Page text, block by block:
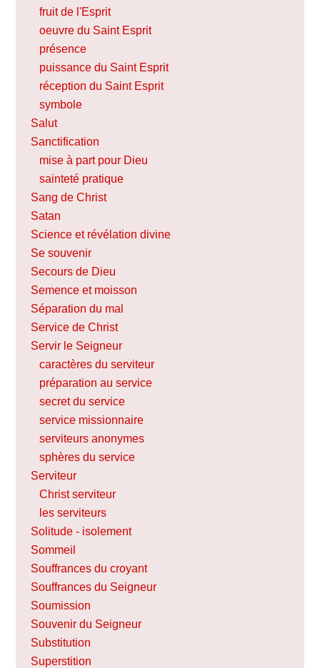
fruit de l'Esprit
oeuvre du Saint Esprit
présence
puissance du Saint Esprit
réception du Saint Esprit
symbole
Salut
Sanctification
mise à part pour Dieu
sainteté pratique
Sang de Christ
Satan
Science et révélation divine
Se souvenir
Secours de Dieu
Semence et moisson
Séparation du mal
Service de Christ
Servir le Seigneur
caractères du serviteur
préparation au service
secret du service
service missionnaire
serviteurs anonymes
sphères du service
Serviteur
Christ serviteur
les serviteurs
Solitude - isolement
Sommeil
Souffrances du croyant
Souffrances du Seigneur
Soumission
Souvenir du Seigneur
Substitution
Superstition